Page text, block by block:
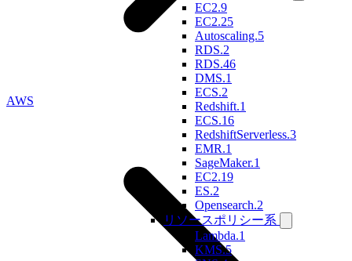
EC2.9
EC2.25
Autoscaling.5
RDS.2
RDS.46
DMS.1
ECS.2
Redshift.1
ECS.16
RedshiftServerless.3
EMR.1
SageMaker.1
EC2.19
ES.2
Opensearch.2
リソースポリシー系
Lambda.1
KMS.5
AWS